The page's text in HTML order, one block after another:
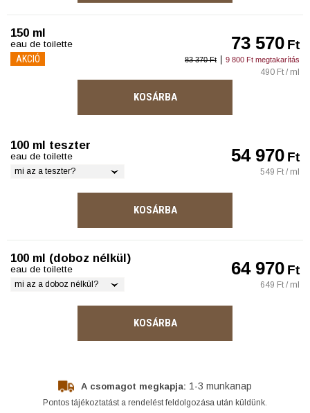
150 ml
eau de toilette
AKCIÓ 83 370 Ft | 9 800 Ft megtakarítás
73 570Ft
490 Ft / ml
KOSÁRBA
100 ml teszter
eau de toilette
mi az a teszter?
54 970Ft
549 Ft / ml
KOSÁRBA
100 ml (doboz nélkül)
eau de toilette
mi az a doboz nélkül?
64 970Ft
649 Ft / ml
KOSÁRBA
A csomagot megkapja: 1-3 munkanap
Pontos tájékoztatást a rendelést feldolgozása után küldünk.